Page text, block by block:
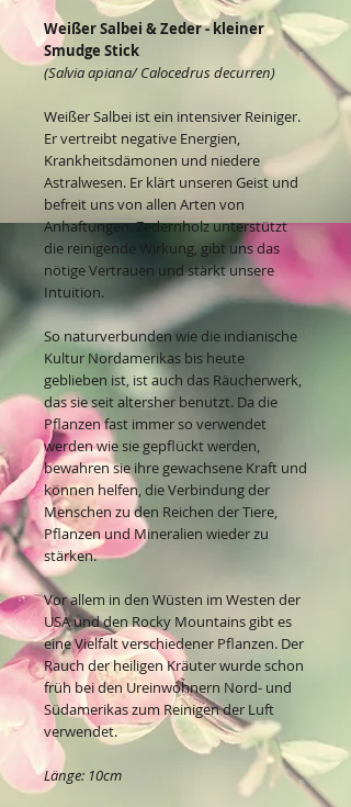
Weißer Salbei & Zeder - kleiner
Smudge Stick
(Salvia apiana/ Calocedrus decurren)
Weißer Salbei ist ein intensiver Reiniger.
Er vertreibt negative Energien,
Krankheitsdämonen und niedere
Astralwesen. Er klärt unseren Geist und
befreit uns von allen Arten von
Anhaftungen. Zedernholz unterstützt
die reinigende Wirkung, gibt uns das
nötige Vertrauen und stärkt unsere
Intuition.
So naturverbunden wie die indianische
Kultur Nordamerikas bis heute
geblieben ist, ist auch das Räucherwerk,
das sie seit altersher benutzt. Da die
Pflanzen fast immer so verwendet
werden wie sie gepflückt werden,
bewahren sie ihre gewachsene Kraft und
können helfen, die Verbindung der
Menschen zu den Reichen der Tiere,
Pflanzen und Mineralien wieder zu
stärken.
Vor allem in den Wüsten im Westen der
USA und den Rocky Mountains gibt es
eine Vielfalt verschiedener Pflanzen. Der
Rauch der heiligen Kräuter wurde schon
früh bei den Ureinwohnern Nord- und
Südamerikas zum Reinigen der Luft
verwendet.
Länge: 10cm